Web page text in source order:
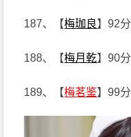
187、【梅珈良】92分
188、【梅月乾】90分
189、【梅茗鉴】99分